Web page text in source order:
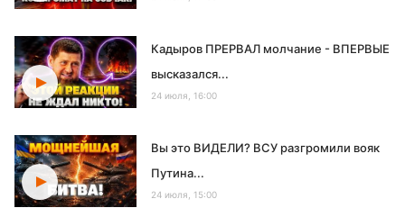
Кадыров ПРЕРВАЛ молчание - ВПЕРВЫЕ
высказался...
24 июля, 16:00
Вы это ВИДЕЛИ? ВСУ разгромили вояк
Путина...
24 июля, 15:00